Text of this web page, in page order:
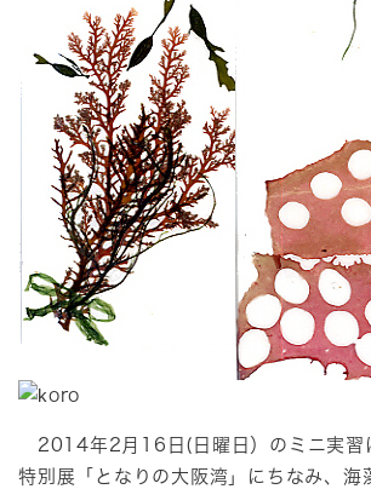
2014年2月16日(日曜日）のミニ実習
特別展「となりの大阪湾」にちなみ、海